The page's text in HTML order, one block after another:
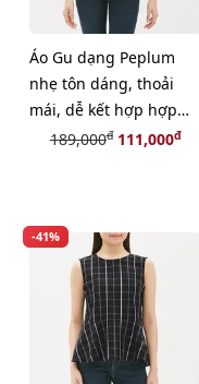
Áo Gu dạng Peplum
nhẹ tôn dáng, thoải
mái, dễ kết hợp hợp
đồ, WHITE, size S
189,000đ111,000đ
-41%